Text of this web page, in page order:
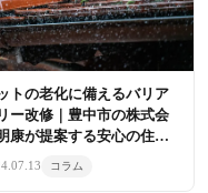
トの老化に備えるバリア
ー改修｜豊中市の株式会
康が提案する安心の住ま
コラム